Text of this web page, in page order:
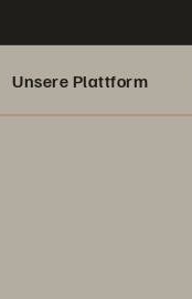
Unsere Plattform